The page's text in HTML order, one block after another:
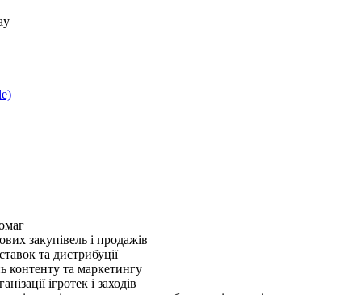
закупівель і продажів
та дистрибуції
контенту та маркетингу
ігротек і заходів